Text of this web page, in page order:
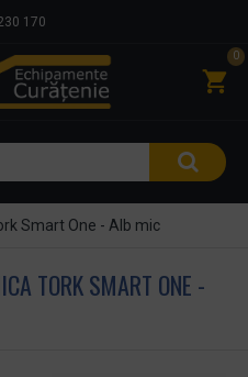
170
0
Smart One - Alb mic
TORK SMART ONE -